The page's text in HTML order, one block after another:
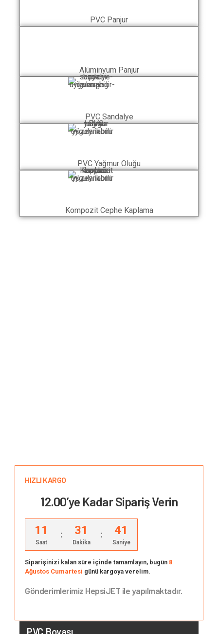
PVC Panjur
Alüminyum Panjur
PVC Sandalye
PVC Yağmur Oluğu
Kompozit Cephe Kaplama
HIZLI KARGO
12.00’ye Kadar Sipariş Verin
11
Saat
: 31
Dakika
: 40
Saniye
Siparişinizi kalan süre içinde tamamlayın, bugün 8
Ağustos Cumartesi günü kargoya verelim.
Gönderimlerimiz HepsiJET ile yapılmaktadır.
PVC Boyası